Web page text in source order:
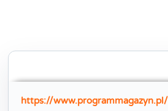
https://